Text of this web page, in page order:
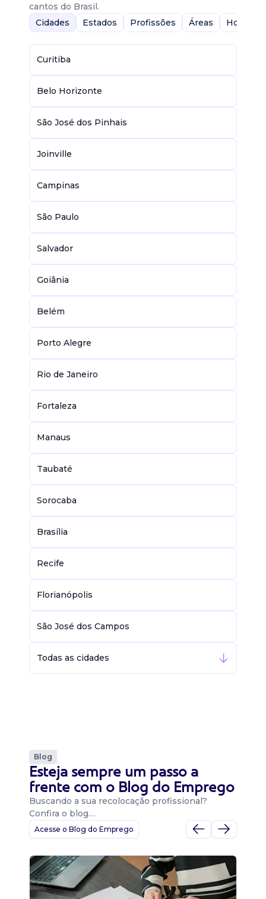
cantos do Brasil.
Cidades
Estados Profissões Áreas Home-
Curitiba
Belo Horizonte
São José dos Pinhais
Joinville
Campinas
São Paulo
Salvador
Goiânia
Belém
Porto Alegre
Rio de Janeiro
Fortaleza
Manaus
Taubaté
Sorocaba
Brasília
Recife
Florianópolis
São José dos Campos
Todas as cidades
Blog
Esteja sempre um passo a
frente com o Blog do Emprego
Buscando a sua recolocação profissional?
Confira o blog…
Acesse o Blog do Emprego